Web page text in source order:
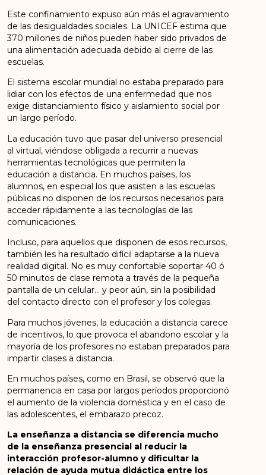
Este confinamiento expuso aún más el agravamiento
de las desigualdades sociales. La UNICEF estima que
370 millones de niños pueden haber sido privados de
una alimentación adecuada debido al cierre de las
escuelas.
El sistema escolar mundial no estaba preparado para
lidiar con los efectos de una enfermedad que nos
exige distanciamiento físico y aislamiento social por
un largo período.
La educación tuvo que pasar del universo presencial
al virtual, viéndose obligada a recurrir a nuevas
herramientas tecnológicas que permiten la
educación a distancia. En muchos países, los
alumnos, en especial los que asisten a las escuelas
públicas no disponen de los recursos necesarios para
acceder rápidamente a las tecnologías de las
comunicaciones.
Incluso, para aquellos que disponen de esos recursos,
también les ha resultado difícil adaptarse a la nueva
realidad digital. No es muy confortable soportar 40 ó
50 minutos de clase remota a través de la pequeña
pantalla de un celular… y peor aún, sin la posibilidad
del contacto directo con el profesor y los colegas.
Para muchos jóvenes, la educación a distancia carece
de incentivos, lo que provoca el abandono escolar y la
mayoría de los profesores no estaban preparados para
impartir clases a distancia.
En muchos países, como en Brasil, se observó que la
permanencia en casa por largos períodos proporcionó
el aumento de la violencia doméstica y en el caso de
las adolescentes, el embarazo precoz.
La enseñanza a distancia se diferencia mucho
de la enseñanza presencial al reducir la
interacción profesor-alumno y dificultar la
relación de ayuda mutua didáctica entre los